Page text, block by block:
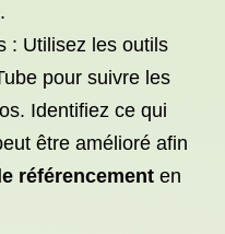
: Utilisez les outils
pour suivre les
Identifiez ce qui
être amélioré afin
référencement en